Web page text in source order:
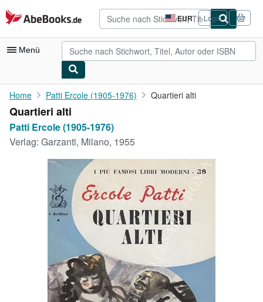
Zum Hauptinhalt
AbeBooks.de EUR
Seite
der
Einkaufseinstellungen.
Login
Menü
Nutzerkonto
Meine Bestellungen
Antiquarische Bücher
Kunst & Sammlerstücke
SCHLIESSEN
Home Patti Ercole (1905-1976) Quartieri alti
Quartieri alti
Patti Ercole (1905-1976)
Verlag: Garzanti, Milano, 1955